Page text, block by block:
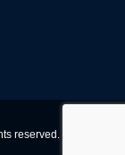
reserved.